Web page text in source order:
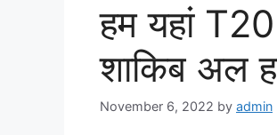
हम यहां
शाकिब अल
November 6, 2022 by admin